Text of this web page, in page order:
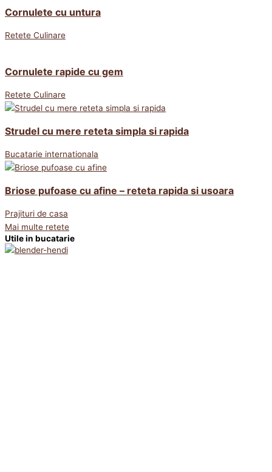
Cornulete cu untura
Retete Culinare
Cornulete rapide cu gem
Retete Culinare
Strudel cu mere reteta simpla si rapida
Bucatarie internationala
Briose pufoase cu afine – reteta rapida si usoara
Prajituri de casa
Mai multe retete
Utile in bucatarie